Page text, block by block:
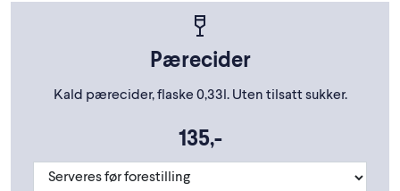
Pærecider
Kald pærecider, flaske 0,33l. Uten tilsatt sukker.
135,-